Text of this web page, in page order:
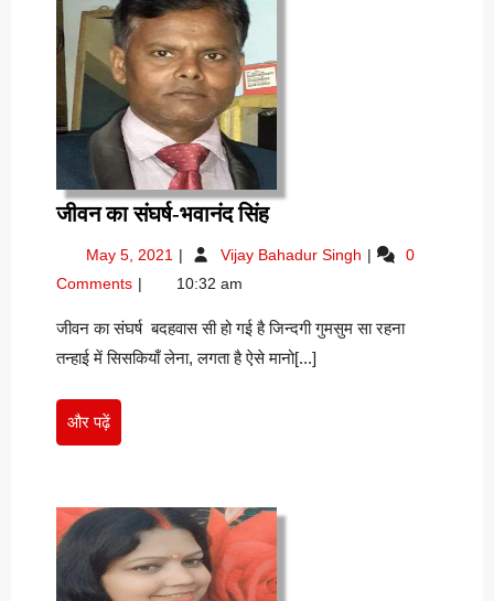
जीवन का संघर्ष-भवानंद सिंहजीवन
संघर्ष-
सिंह
May 5, 2021 May
2021
Vijay Bahadur Singh जीवन
0
Comments
10:32 am
जीवन का संघर्ष बदहवास सी हो गई है जिन्दगी गुमसुम सा रहना
तन्हाई में सिसकियाँ लेना, लगता है ऐसे मानो[...]
और पढ़ेंऔर
पढ़ें